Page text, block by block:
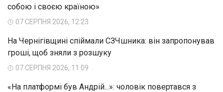
собою і своєю країною»
07 СЕРПНЯ 2026, 12:23
На Чернігівщині спіймали СЗЧшника: він запропонував
гроші, щоб зняли з розшуку
07 СЕРПНЯ 2026, 11:09
«На платформі був Андрій...»: чоловік повертався з